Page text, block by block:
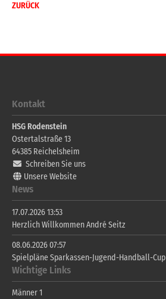
ZURÜCK
Kontakt
HSG Rodenstein
Ostertalstraße 13
64385 Reichelsheim
Schreiben Sie uns
Unsere Website
News
17.07.2026 13:53
Herzlich Willkommen André Seitz
08.06.2026 07:57
Spielpläne Sparkassen-Jugend-Handball-Cup
Wichtige Links
Männer 1